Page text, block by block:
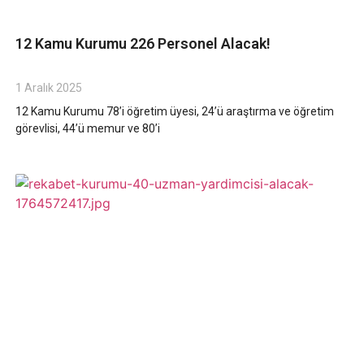
12 Kamu Kurumu 226 Personel Alacak!
1 Aralık 2025
12 Kamu Kurumu 78’i öğretim üyesi, 24’ü araştırma ve öğretim
görevlisi, 44’ü memur ve 80’i